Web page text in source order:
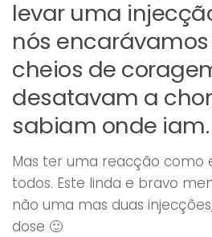
levar uma
nós
cheios de
desatavam a
sabiam onde iam.
Mas ter uma reacção como
todos. Este linda e bravo
não uma mas duas
dose 🙂